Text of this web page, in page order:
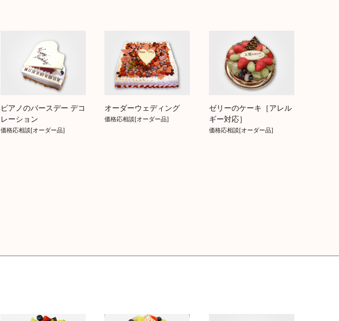
ピアノのバースデー デコ
レーション
価格応相談[オーダー品]
オーダーウェディング
価格応相談[オーダー品]
ゼリーのケーキ［アレル
ギー対応］
価格応相談[オーダー品]